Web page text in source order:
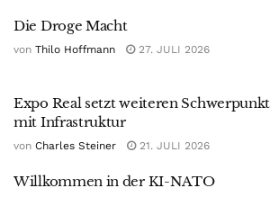
Die Droge Macht
von Thilo Hoffmann 27. JULI 2026
Expo Real setzt weiteren Schwerpunkt
mit Infrastruktur
von Charles Steiner 21. JULI 2026
Willkommen in der KI-NATO